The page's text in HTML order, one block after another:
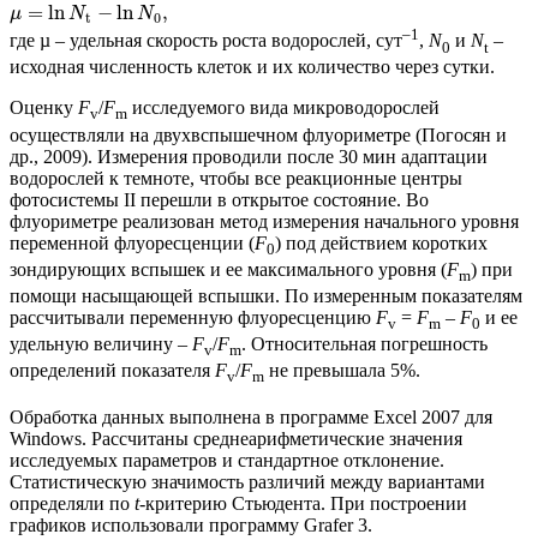
μ = lnNt − lnN0,
где µ – удельная скорость роста водорослей, сут–1 , N0 и Nt –
исходная численность клеток и их количество через сутки.
Оценку Fv/Fm исследуемого вида микроводорослей
осуществляли на двухвспышечном флуориметре (Погосян и
др., 2009). Измерения проводили после 30 мин адаптации
водорослей к темноте, чтобы все реакционные центры
фотосистемы II перешли в открытое состояние. Во
флуориметре реализован метод измерения начального уровня
переменной флуоресценции (F0) под действием коротких
зондирующих вспышек и ее максимального уровня (Fm) при
помощи насыщающей вспышки. По измеренным показателям
рассчитывали переменную флуоресценцию Fv = Fm – F0 и ее
удельную величину – Fv/Fm. Относительная погрешность
определений показателя Fv/Fm не превышала 5%.
Обработка данных выполнена в программе Excel 2007 для
Windows. Рассчитаны среднеарифметические значения
исследуемых параметров и стандартное отклонение.
Статистическую значимость различий между вариантами
определяли по t-критерию Стьюдента. При построении
графиков использовали программу Grafer 3.